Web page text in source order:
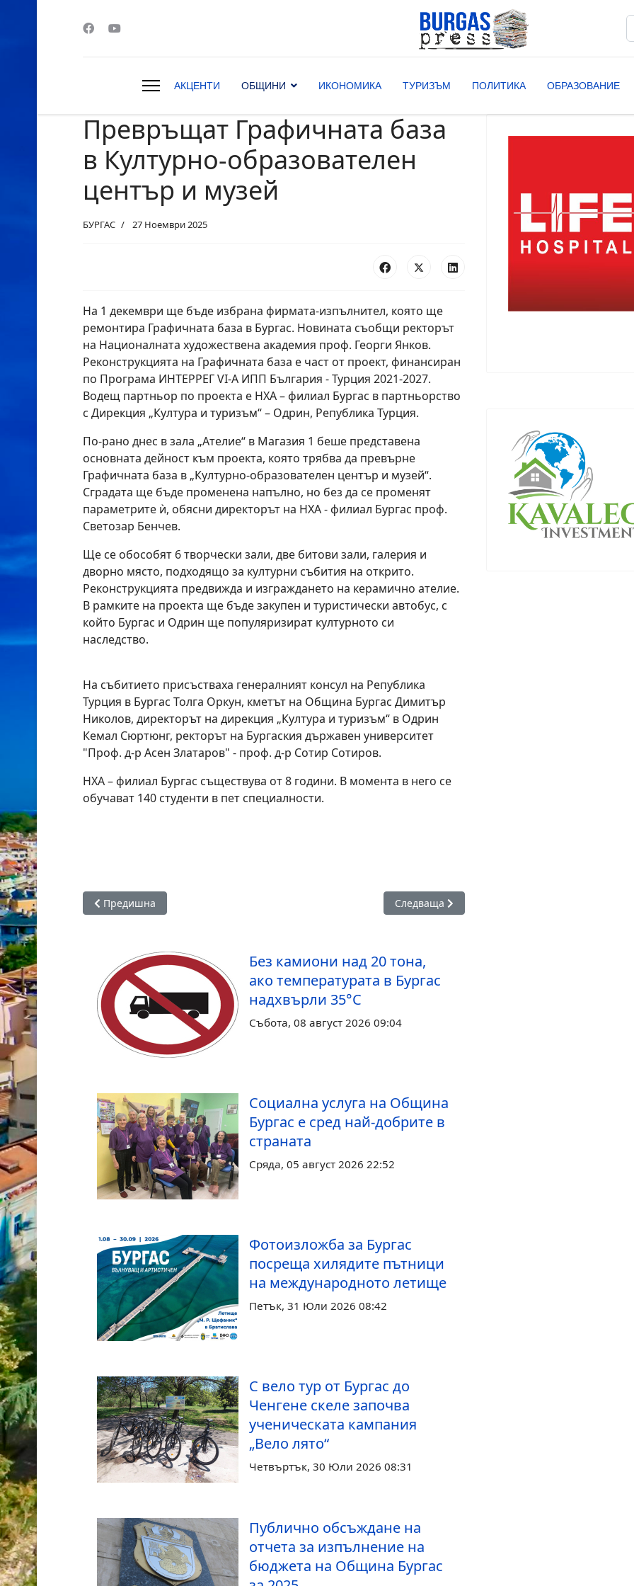
АКЦЕНТИ ОБЩИНИ ИКОНОМИКА ТУРИЗЪМ ПОЛИТИКА ОБРАЗОВАНИЕ
Превръщат Графичната база
в Културно-образователен
център и музей
БУРГАС 27 Ноември 2025
На 1 декември ще бъде избрана фирмата-изпълнител, която ще
ремонтира Графичната база в Бургас. Новината съобщи ректорът
на Националната художествена академия проф. Георги Янков.
Реконструкцията на Графичната база е част от проект, финансиран
по Програма ИНТЕРРЕГ VІ-А ИПП България - Турция 2021-2027.
Водещ партньор по проекта е НХА – филиал Бургас в партньорство
с Дирекция „Култура и туризъм“ – Одрин, Република Турция.
По-рано днес в зала „Ателие“ в Магазия 1 беше представена
основната дейност към проекта, която трябва да превърне
Графичната база в „Културно-образователен център и музей“.
Сградата ще бъде променена напълно, но без да се променят
параметрите ѝ, обясни директорът на НХА - филиал Бургас проф.
Светозар Бенчев.
Ще се обособят 6 творчески зали, две битови зали, галерия и
дворно място, подходящо за културни събития на открито.
Реконструкцията предвижда и изграждането на керамично ателие.
В рамките на проекта ще бъде закупен и туристически автобус, с
който Бургас и Одрин ще популяризират културното си
наследство.
На събитието присъстваха генералният консул на Република
Турция в Бургас Толга Оркун, кметът на Община Бургас Димитър
Николов, директорът на дирекция „Култура и туризъм“ в Одрин
Кемал Сюртюнг, ректорът на Бургаския държавен университет
"Проф. д-р Асен Златаров" - проф. д-р Сотир Сотиров.
НХА – филиал Бургас съществува от 8 години. В момента в него се
обучават 140 студенти в пет специалности.
Предишна статия: „Концерт на доброто“ ще открие юбилейната „Елха на доброто“
Предишна Следваща статия: Община Бургас с поредно
Следваща
Без камиони над 20 тона,
ако температурата в Бургас
надхвърли 35°С
Събота, 08 август 2026 09:04
Социална услуга на Община
Бургас е сред най-добрите в
страната
Сряда, 05 август 2026 22:52
Фотоизложба за Бургас
посреща хилядите пътници
на международното летище
Петък, 31 Юли 2026 08:42
С вело тур от Бургас до
Ченгене скеле започва
ученическата кампания
„Вело лято“
Четвъртък, 30 Юли 2026 08:31
Публично обсъждане на
отчета за изпълнение на
бюджета на Община Бургас